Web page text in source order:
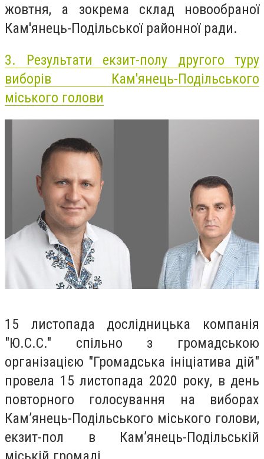
жовтня, а зокрема склад новообраної
Кам'янець-Подільської районної ради.
3. Результати екзит-полу другого туру
виборів Кам'янець-Подільського
міського голови
15 листопада дослідницька компанія
"Ю.С.С." спільно з громадською
організацією "Громадська ініціатива дій"
провела 15 листопада 2020 року, в день
повторного голосування на виборах
Кам’янець-Подільського міського голови,
екзит-пол в Кам’янець-Подільській